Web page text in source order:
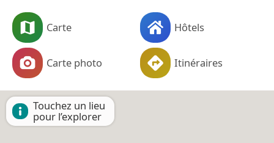
Carte Hôtels
Carte photo Itinéraires
Touchez un lieu
pour l’explorer